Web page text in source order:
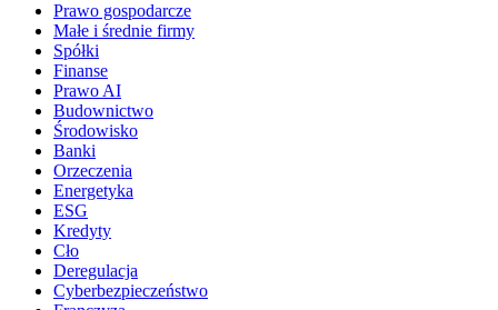
Prawo gospodarcze
Małe i średnie firmy
Spółki
Finanse
Prawo AI
Budownictwo
Środowisko
Banki
Orzeczenia
Energetyka
ESG
Kredyty
Cło
Deregulacja
Cyberbezpieczeństwo